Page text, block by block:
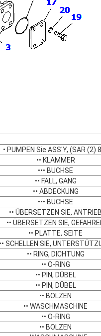
• PUMPEN Sie ASS'Y, (SAR (2)
•• KLAMMER
••• BUCHSE
•• FALL, GANG
•• ABDECKUNG
••• BUCHSE
•• ÜBERSETZEN SIE, ANTRIEB
•• ÜBERSETZEN SIE,
•• PLATTE, SEITE
•• SCHELLEN SIE,
•• RING, DICHTUNG
•• O-RING
•• PIN, DÜBEL
•• PIN, DÜBEL
•• BOLZEN
•• WASCHMASCHINE
•• O-RING
•• BOLZEN